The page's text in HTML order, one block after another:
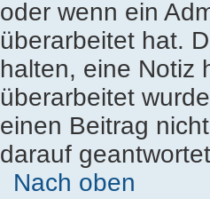
oder wenn ein
überarbeitet hat.
halten, eine Notiz
überarbeitet
einen Beitrag
darauf
Nach oben